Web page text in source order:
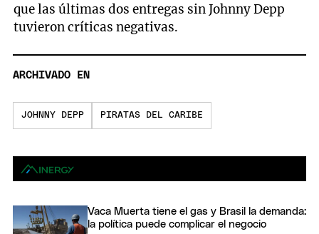
que las últimas dos entregas sin Johnny Depp
tuvieron críticas negativas.
ARCHIVADO EN
JOHNNY DEPP PIRATAS DEL CARIBE
Vaca Muerta tiene el gas y Brasil la demanda:
la política puede complicar el negocio